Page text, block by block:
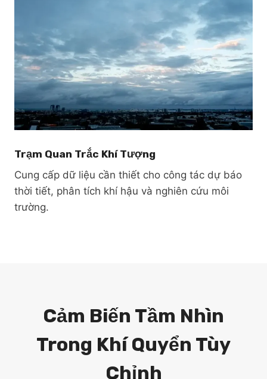
Trạm Quan Trắc Khí Tượng
Cung cấp dữ liệu cần thiết cho công tác dự báo
thời tiết, phân tích khí hậu và nghiên cứu môi
trường.
Cảm Biến Tầm Nhìn
Trong Khí Quyển Tùy
Chỉnh